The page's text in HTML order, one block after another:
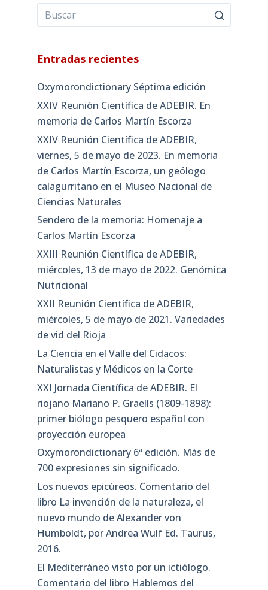
Entradas recientes
Oxymorondictionary Séptima edición
XXIV Reunión Científica de ADEBIR. En
memoria de Carlos Martín Escorza
XXIV Reunión Científica de ADEBIR,
viernes, 5 de mayo de 2023. En memoria
de Carlos Martín Escorza, un geólogo
calagurritano en el Museo Nacional de
Ciencias Naturales
Sendero de la memoria: Homenaje a
Carlos Martín Escorza
XXIII Reunión Científica de ADEBIR,
miércoles, 13 de mayo de 2022. Genómica
Nutricional
XXII Reunión Científica de ADEBIR,
miércoles, 5 de mayo de 2021. Variedades
de vid del Rioja
La Ciencia en el Valle del Cidacos:
Naturalistas y Médicos en la Corte
XXI Jornada Científica de ADEBIR. El
riojano Mariano P. Graells (1809-1898):
primer biólogo pesquero español con
proyección europea
Oxymorondictionary 6ª edición. Más de
700 expresiones sin significado.
Los nuevos epicúreos. Comentario del
libro La invención de la naturaleza, el
nuevo mundo de Alexander von
Humboldt, por Andrea Wulf Ed. Taurus,
2016.
El Mediterráneo visto por un ictiólogo.
Comentario del libro Hablemos del